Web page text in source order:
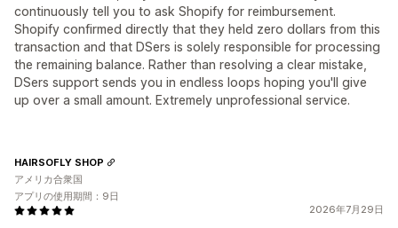
continuously tell you to ask Shopify for reimbursement.
Shopify confirmed directly that they held zero dollars from this
transaction and that DSers is solely responsible for processing
the remaining balance. Rather than resolving a clear mistake,
DSers support sends you in endless loops hoping you'll give
up over a small amount. Extremely unprofessional service.
2026年7月29日
HAIRSOFLY SHOP
アメリカ合衆国
アプリの使用期間：9日